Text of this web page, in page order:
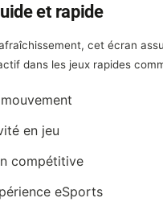
et rapide
cet écran
dans les jeux rapides
en jeu
compétitive
eSports